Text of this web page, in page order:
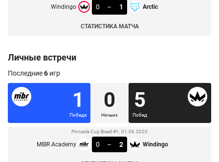
Windingo 0 – 1 Arctic
СТАТИСТИКА МАТЧА
Личные встречи
Последние6 игр
1
Победа
0
Ничьих
5
Побед
Pinnacle Cup Brasil #1. 01.06.2023
MIBR Academy 0 – 2 Windingo